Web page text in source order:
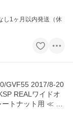
し1ヶ月以内発送（休
GVF55 2017/8-20
REALワイドオ
トナット用 ≪ 15